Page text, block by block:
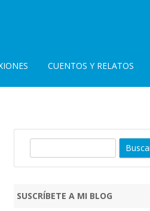
CUENTOS Y RELATOS
a
SUSCRÍBETE A MI BLOG